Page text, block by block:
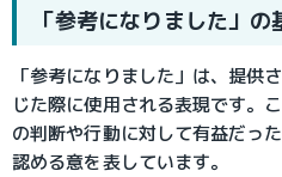
「参考になりました」
「参考になりました」は、提供
じた際に使用される表現です。
の判断や行動に対して有益だっ
認める意を表しています。